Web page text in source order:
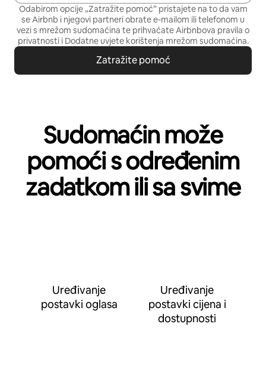
Odabirom opcije „Zatražite pomoć” pristajete na to da vam
se Airbnb i njegovi partneri obrate e-mailom ili telefonom u
vezi s mrežom sudomaćina te prihvaćateAirbnbova pravila o
privatnostii Dodatne uvjete korištenja mrežom sudomaćina.
Zatražite pomoć
Sudomaćin može
pomoći s određenim
zadatkom ili sa svime
Uređivanje
postavki oglasa
Uređivanje
postavki cijena i
dostupnosti